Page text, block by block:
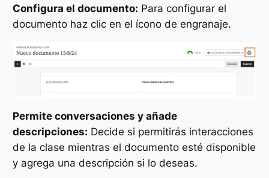
Configura el documento: Para configurar el
documento haz clic en el ícono de engranaje.
Permite conversaciones y añade
descripciones: Decide si permitirás interacciones
de la clase mientras el documento esté disponible
y agrega una descripción si lo deseas.